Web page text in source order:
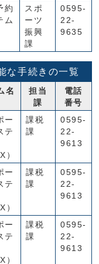
約
ム
スポ
ーツ
振興
課
0595-
22-
9635
な手続きの一覧
名
担当
課
電話
番号
ー
テ
）
課税
課
0595-
22-
9613
ー
テ
）
課税
課
0595-
22-
9613
ー
テ
）
課税
課
0595-
22-
9613